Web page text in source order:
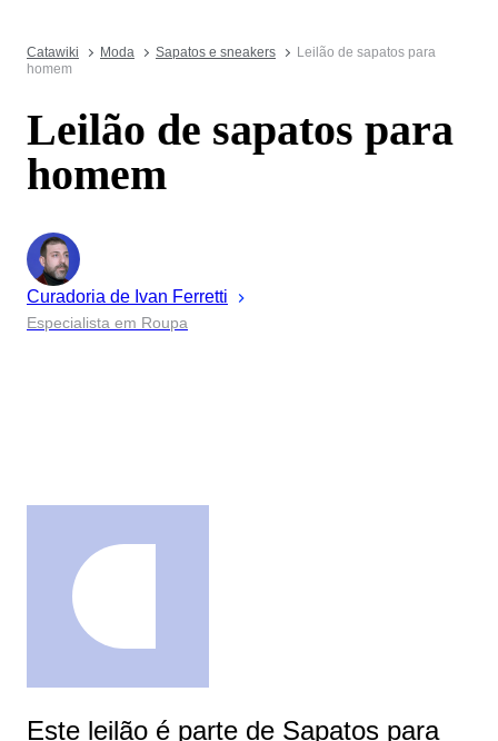
Catawiki Moda Sapatos e sneakers
Leilão de sapatos para
homem
Leilão de sapatos para
homem
Curadoria de Ivan Ferretti
Especialista em Roupa
Este leilão é parte de Sapatos para